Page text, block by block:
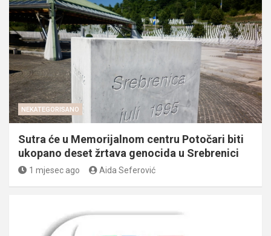
NEKATEGORISANO
Sutra će u Memorijalnom centru Potočari biti
ukopano deset žrtava genocida u Srebrenici
1 mjesec ago Aida Seferović